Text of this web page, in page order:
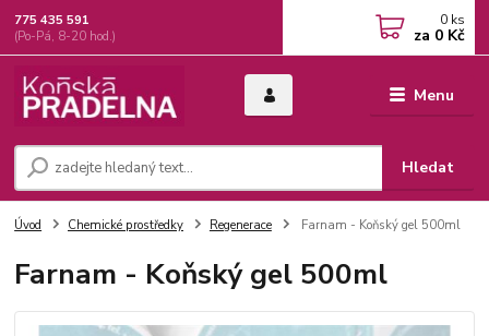
Menu
Hledat
775 435 591
(Po-Pá, 8-20 hod.)
0 ks
za 0 Kč
Úvod Chemické prostředky Regenerace Farnam - Koňský gel 500ml
Farnam - Koňský gel 500ml